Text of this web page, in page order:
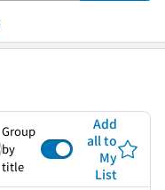
Group
by
title
Add
all to
My
List